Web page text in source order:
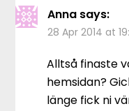
Anna says:
28 Apr 2014 at
Alltså finaste
hemsidan?
länge fick ni